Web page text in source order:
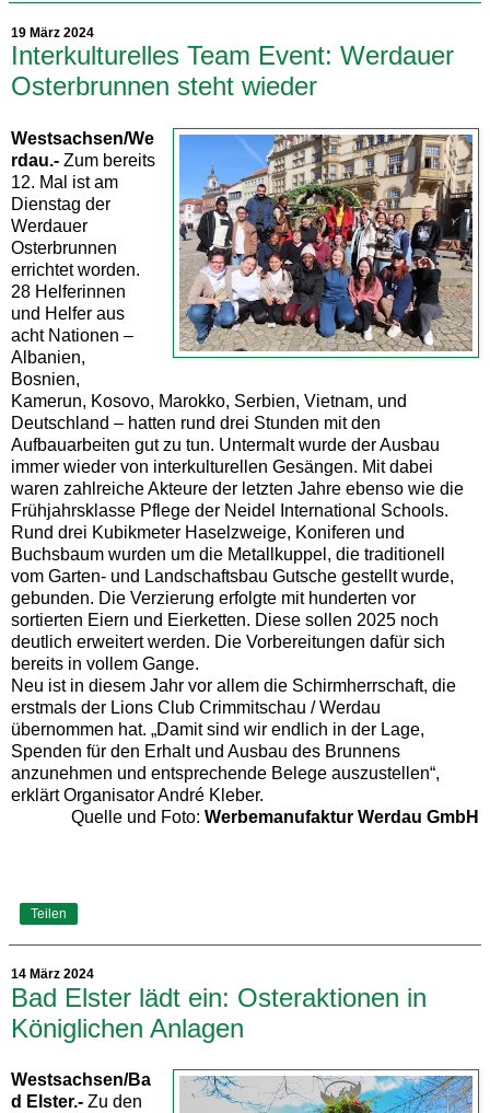
19 März 2024
Interkulturelles Team Event: Werdauer
Osterbrunnen steht wieder
Westsachsen/We
rdau.- Zum bereits
12. Mal ist am
Dienstag der
Werdauer
Osterbrunnen
errichtet worden.
28 Helferinnen
und Helfer aus
acht Nationen –
Albanien,
Bosnien,
Kamerun, Kosovo, Marokko, Serbien, Vietnam, und
Deutschland – hatten rund drei Stunden mit den
Aufbauarbeiten gut zu tun. Untermalt wurde der Ausbau
immer wieder von interkulturellen Gesängen. Mit dabei
waren zahlreiche Akteure der letzten Jahre ebenso wie die
Frühjahrsklasse Pflege der Neidel International Schools.
Rund drei Kubikmeter Haselzweige, Koniferen und
Buchsbaum wurden um die Metallkuppel, die traditionell
vom Garten- und Landschaftsbau Gutsche gestellt wurde,
gebunden. Die Verzierung erfolgte mit hunderten vor
sortierten Eiern und Eierketten. Diese sollen 2025 noch
deutlich erweitert werden. Die Vorbereitungen dafür sich
bereits in vollem Gange.
Neu ist in diesem Jahr vor allem die Schirmherrschaft, die
erstmals der Lions Club Crimmitschau / Werdau
übernommen hat. „Damit sind wir endlich in der Lage,
Spenden für den Erhalt und Ausbau des Brunnens
anzunehmen und entsprechende Belege auszustellen“,
erklärt Organisator André Kleber.
Quelle und Foto: Werbemanufaktur Werdau GmbH
Teilen
14 März 2024
Bad Elster lädt ein: Osteraktionen in
Königlichen Anlagen
Westsachsen/Ba
d Elster.- Zu den